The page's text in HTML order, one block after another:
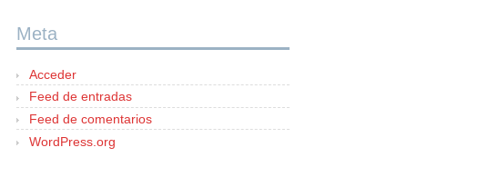
Meta
Acceder
Feed de entradas
Feed de comentarios
WordPress.org